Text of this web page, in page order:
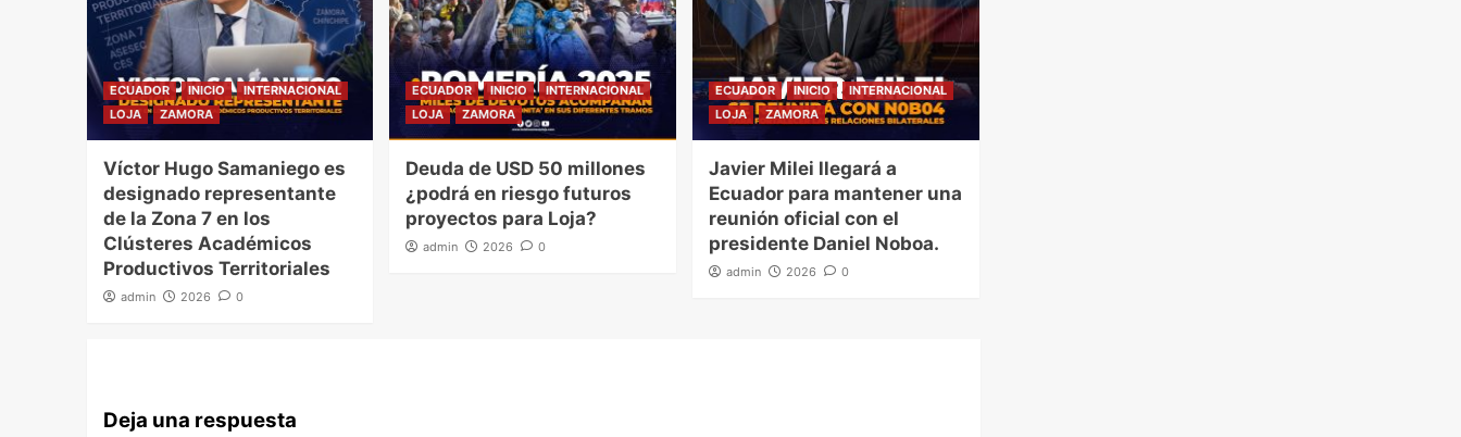
ECUADOR INICIO
INTERNACIONAL
LOJA
ZAMORA
Víctor Hugo Samaniego es
designado representante
de la Zona 7 en los
Clústeres Académicos
Productivos Territoriales
admin 2026 0
ECUADOR INICIO
INTERNACIONAL
LOJA
ZAMORA
Deuda de USD 50 millones
¿podrá en riesgo futuros
proyectos para Loja?
admin 2026 0
ECUADOR INICIO
INTERNACIONAL
LOJA
ZAMORA
Javier Milei llegará a
Ecuador para mantener una
reunión oficial con el
presidente Daniel Noboa.
admin 2026 0
Deja una respuesta